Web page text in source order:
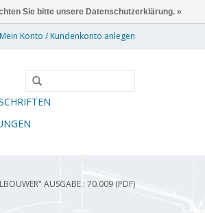
Mein Konto / Kundenkonto anlegen
AUSGABE : 70.009 (PDF)
Sie bitte unsere Datenschutzerklärung. »